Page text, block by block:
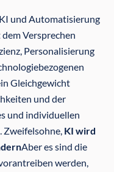
und Automatisierung
Versprechen
Personalisierung
Gleichgewicht
und der
und individuellen
Zweifelsohne, KI wird
Aber es sind die
werden,